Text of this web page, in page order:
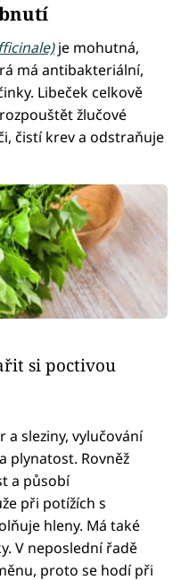
je mohutná,
má antibakteriální,
Libeček celkově
žlučové
čistí krev a odstraňuje
si poctivou
sleziny, vylučování
plynatost. Rovněž
a působí
při potížích s
hleny. Má také
V neposlední řadě
proto se hodí při